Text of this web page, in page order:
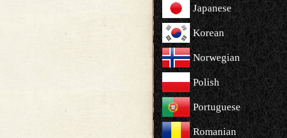
Japanese
Korean
Norwegian
Polish
Portuguese
Romanian